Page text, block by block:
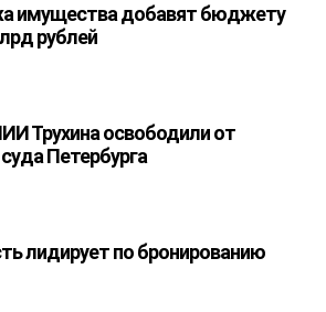
имущества добавят бюджету
рублей
Трухина освободили от
Петербурга
лидирует по бронированию